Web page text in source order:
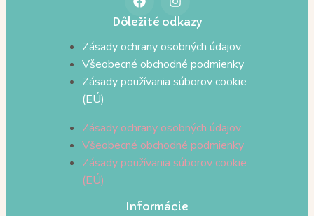
Dôležité odkazy
Zásady ochrany osobných údajov
Všeobecné obchodné podmienky
Zásady používania súborov cookie
(EÚ)
Zásady ochrany osobných údajov
Všeobecné obchodné podmienky
Zásady používania súborov cookie
(EÚ)
Informácie